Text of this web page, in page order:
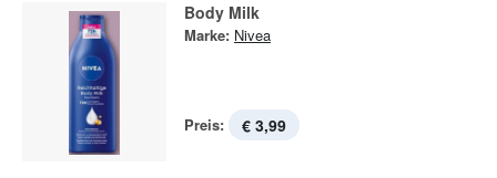
Body Milk
Marke: Nivea
Preis: € 3,99